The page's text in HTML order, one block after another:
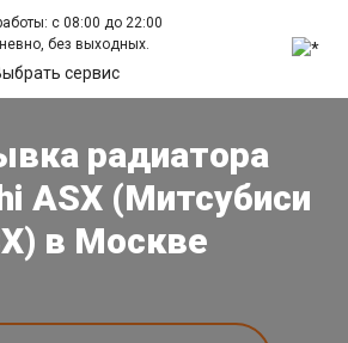
с 08:00 до 22:00
без выходных.
сервис
радиатора
ASX (Митсубиси
в Москве